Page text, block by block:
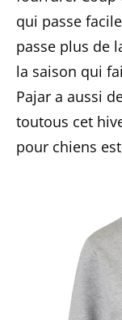
qui passe
passe plus de
la saison qui
Pajar a aussi
toutous cet
pour chiens